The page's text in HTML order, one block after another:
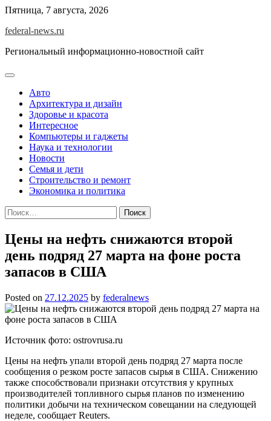
Skip
content
Пятница, 7 августа, 2026
federal-news.ru
Региональный информационно-новостной сайт
Авто
Архитектура и дизайн
Здоровье и красота
Интересное
Компьютеры и гаджеты
Наука и технологии
Новости
Семья и дети
Строительство и ремонт
Экономика и политика
Найти:
Цены на нефть снижаются второй
день подряд 27 марта на фоне роста
запасов в США
Posted on 27.12.2025 by federalnews
Источник фото: ostrovrusa.ru
Цены на нефть упали второй день подряд 27 марта после
сообщения о резком росте запасов сырья в США. Снижению
также способствовали признаки отсутствия у крупных
производителей топливного сырья планов по изменению
политики добычи на техническом совещании на следующей
неделе, сообщает Reuters.